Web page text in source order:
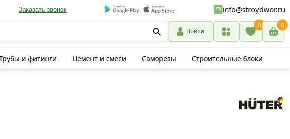
Заказать звонок info@stroydwor.ru
Войти
0 0
и фитинги Цемент и смеси Саморезы Строительные блоки